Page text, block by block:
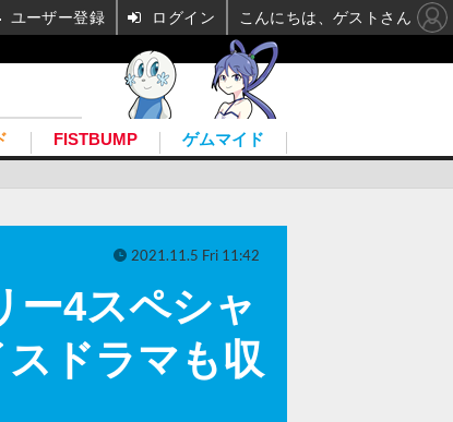
FISTBUMP ゲムマイド
ー4スペシャ
ドラマも収
2021.11.5 Fri 11:42
ユーザー登録 ログイン こんにちは、ゲストさん